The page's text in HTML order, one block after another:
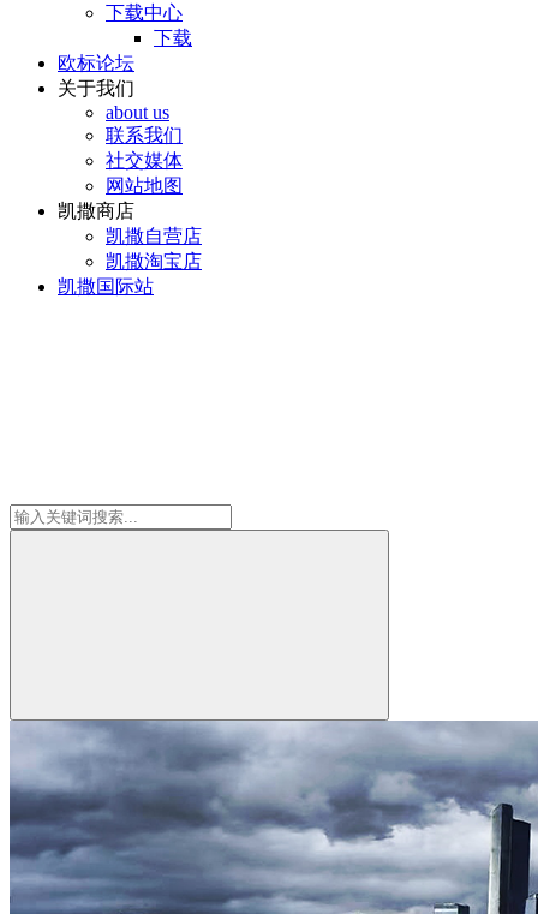
下载中心
下载
欧标论坛
关于我们
about us
联系我们
社交媒体
网站地图
凯撒商店
凯撒自营店
凯撒淘宝店
凯撒国际站